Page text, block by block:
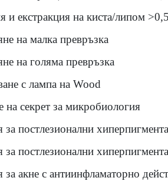
и екстракция на киста/липом
на малка превръзка
на голяма превръзка
с лампа на Wood
на секрет за микробиология
за постлезионални
за постлезионални
за акне с антиинфламаторно